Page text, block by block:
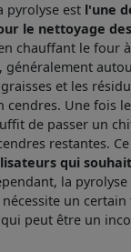
pyrolyse est l'une
le nettoyage
chauffant le four
généralement
et les
cendres. Une fois
de passer un
restantes.
qui
la
un
peut être un